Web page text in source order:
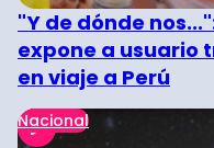
"Y de dónde
expone a usuario
en viaje a Perú
Nacional